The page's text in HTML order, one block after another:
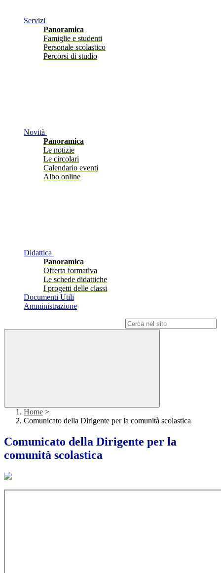
Servizi
Panoramica
Famiglie e studenti
Personale scolastico
Percorsi di studio
Novità
Panoramica
Le notizie
Le circolari
Calendario eventi
Albo online
Didattica
Panoramica
Offerta formativa
Le schede didattiche
I progetti delle classi
Documenti Utili
Amministrazione
Home >
Comunicato della Dirigente per la comunità scolastica
Comunicato della Dirigente per la
comunità scolastica